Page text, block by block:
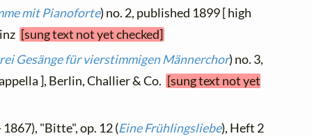
mit Pianoforte) no. 2, published 1899 [ high
[sung text not yet checked]
Gesänge für vierstimmigen Männerchor) no. 3,
], Berlin, Challier & Co. [sung text not yet
"Bitte", op. 12 (Eine Frühlingsliebe), Heft 2